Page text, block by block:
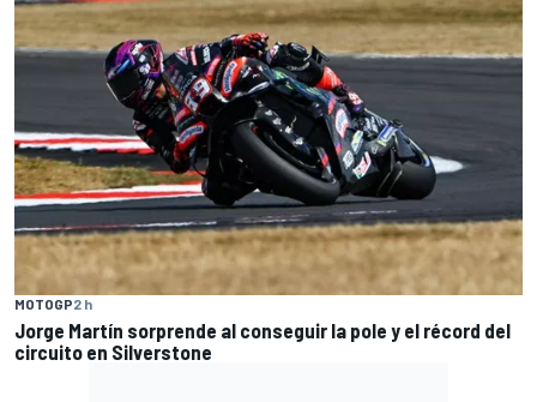
MOTOGP2 h
Jorge Martín sorprende al conseguir la pole y el récord del
circuito en Silverstone